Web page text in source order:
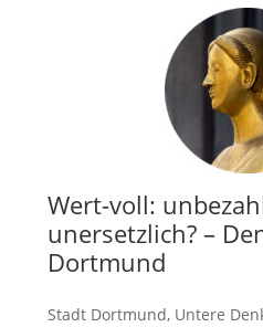
Wert-voll:
unersetzlich? –
Dortmund
Stadt Dortmund, Untere